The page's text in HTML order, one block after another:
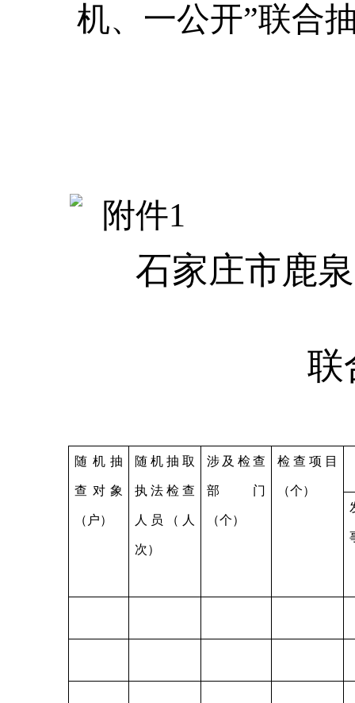
机、一公开”联合
附件1
石家庄市鹿
联
随机抽
查对象
（户）
随机抽取
执法检查
人员（人
次）
涉及检查
部门
（个）
检查项目
（个）